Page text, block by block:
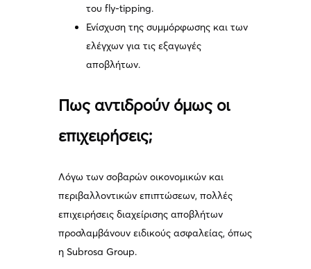
του fly-tipping.
Ενίσχυση της συμμόρφωσης και των
ελέγχων για τις εξαγωγές
αποβλήτων.
Πως αντιδρούν όμως οι
επιχειρήσεις;
Λόγω των σοβαρών οικονομικών και
περιβαλλοντικών επιπτώσεων, πολλές
επιχειρήσεις διαχείρισης αποβλήτων
προσλαμβάνουν ειδικούς ασφαλείας, όπως
η Subrosa Group.